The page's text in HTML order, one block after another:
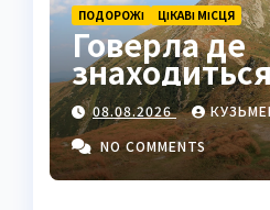
ПОДОРОЖІ ЦІКАВІ МІСЦЯ
Говерла де
найвища
України в
Карпат
08.08.2026
NO COMMENTS